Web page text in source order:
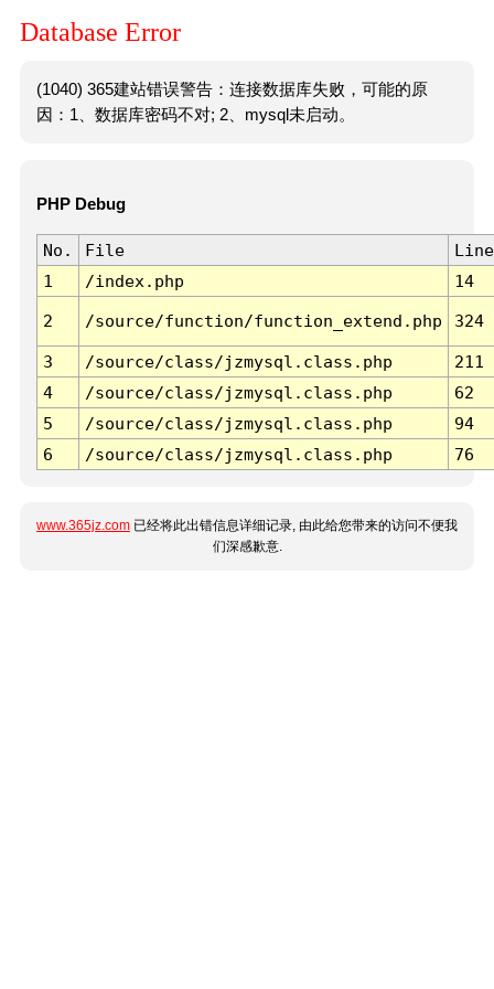
Database Error
(1040) 365建站错误警告：连接数据库失败，可能的原
因：1、数据库密码不对; 2、mysql未启动。
PHP Debug
No. File
Line
1
/index.php 14
2 /source/function/function_extend.php 324
3 /source/class/jzmysql.class.php
211
4
/source/class/jzmysql.class.php
62
5
/source/class/jzmysql.class.php
94
6
/source/class/jzmysql.class.php 76
www.365jz.com 已经将此出错信息详细记录, 由此给您带来的访问不便我
们深感歉意.